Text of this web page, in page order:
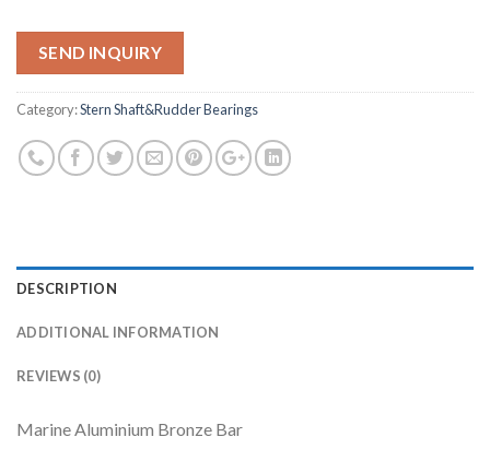
SEND INQUIRY
Category:Stern Shaft&Rudder Bearings
DESCRIPTION
ADDITIONAL INFORMATION
REVIEWS (0)
Marine Aluminium Bronze Bar